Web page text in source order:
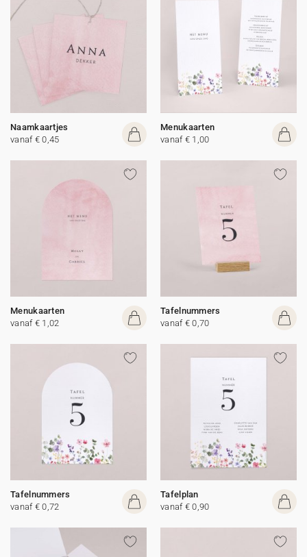
Naamkaartjes
vanaf € 0,45
Menukaarten
vanaf € 1,00
Menukaarten
vanaf € 1,02
Tafelnummers
vanaf € 0,70
Tafelnummers
vanaf € 0,72
Tafelplan
vanaf € 0,90